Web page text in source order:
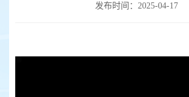
发布时间：2025-04-17